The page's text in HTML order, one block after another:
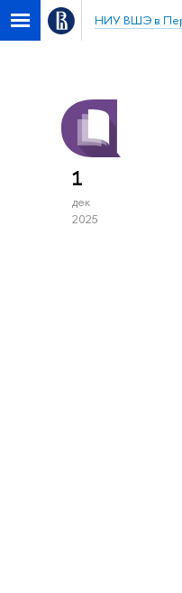
НИУ ВШЭ в
1
дек
2025